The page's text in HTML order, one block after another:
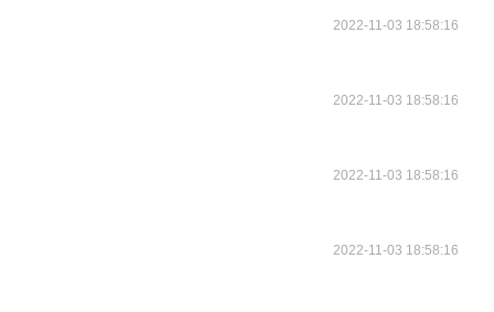
2022-11-03 18:58:16
2022-11-03 18:58:16
2022-11-03 18:58:16
2022-11-03 18:58:16